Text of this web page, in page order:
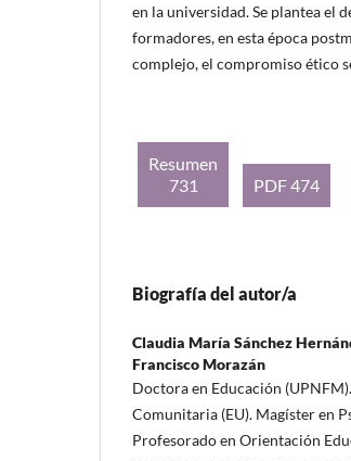
en la universidad. Se plantea el
formadores, en esta época
complejo, el compromiso ético
Resumen
731
PDF 474
Biografía del autor/a
Claudia María Sánchez
Francisco Morazán
Doctora en Educación
Comunitaria (EU). Magíster en
Profesorado en Orientación